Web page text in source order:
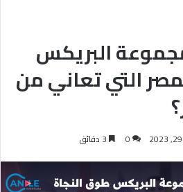
البريكس
التي تعاني من
0